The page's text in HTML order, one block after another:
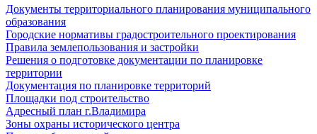
Документы территориального планирования муниципального
образования
Городские нормативы градостроительного проектирования
Правила землепользования и застройки
Решения о подготовке документации по планировке
территории
Документация по планировке территорий
Площадки под строительство
Адресный план г.Владимира
Зоны охраны исторического центра